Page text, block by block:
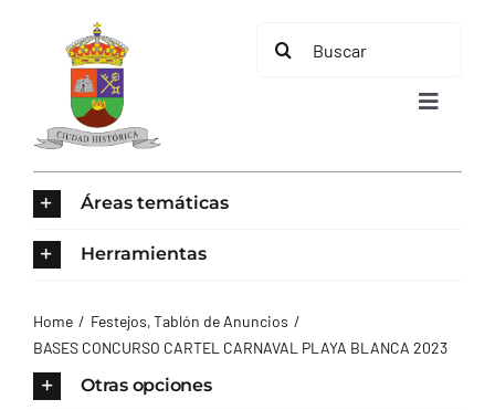
contenido
Buscar:
Toggle
AYUNTAMIENTO
Áreas temáticas
Herramientas
Home Festejos Tablón de Anuncios
BASES CONCURSO CARTEL CARNAVAL PLAYA BLANCA 2023
Otras opciones